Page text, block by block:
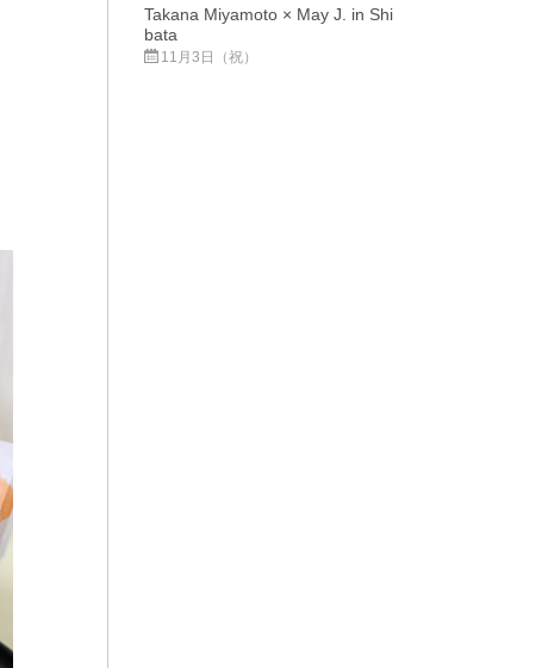
Takana Miyamoto × May J. in Shi
bata
11月3日（祝）